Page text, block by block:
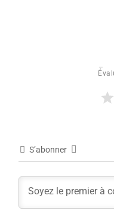
S’abonner